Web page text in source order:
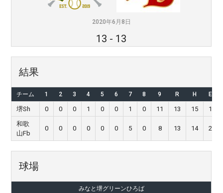
2020年6月8日
13 - 13
結果
チーム 1 2 3 4 5 6 7 8 9 R H E
堺Sh 0 0 0 1 0 0 1 0 11 13 15
1
和歌
山Fb
0 0 0 0 0 0 5 0 8 13 14 2
球場
みなと堺グリーンひろば